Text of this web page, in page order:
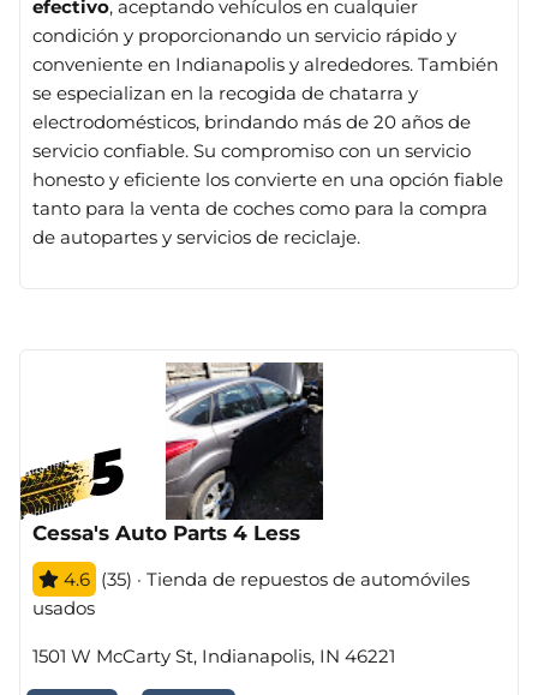
efectivo, aceptando vehículos en cualquier
condición y proporcionando un servicio rápido y
conveniente en Indianapolis y alrededores. También
se especializan en la recogida de chatarra y
electrodomésticos, brindando más de 20 años de
servicio confiable. Su compromiso con un servicio
honesto y eficiente los convierte en una opción fiable
tanto para la venta de coches como para la compra
de autopartes y servicios de reciclaje​​.
Cessa's Auto Parts 4 Less
4.6 (35) · Tienda de repuestos de automóviles
usados
1501 W McCarty St, Indianapolis, IN 46221